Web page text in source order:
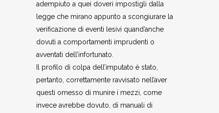
adempiuto a quei doveri impostigli dalla
legge che mirano appunto a scongiurare la
verificazione di eventi lesivi quand’anche
dovuti a comportamenti imprudenti o
avventati dell’infortunato.
Il profilo di colpa dell’imputato è stato,
pertanto, correttamente ravvisato nell’aver
questi omesso di munire i mezzi, come
invece avrebbe dovuto, di manuali di